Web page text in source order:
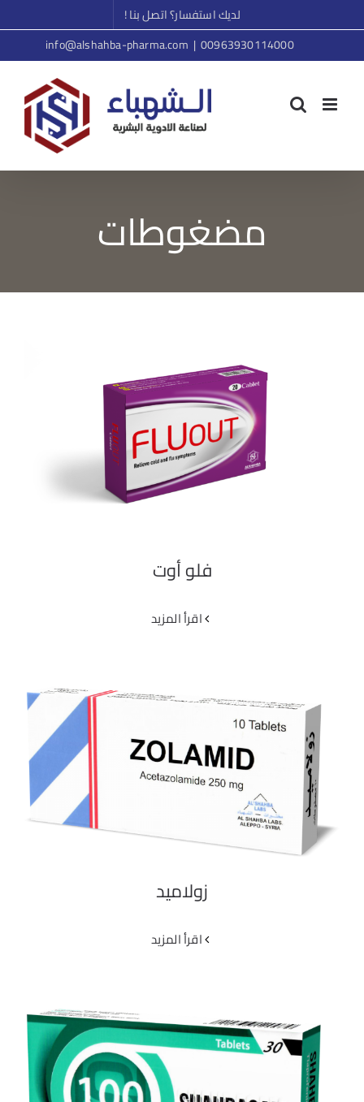
to
content
لديك استفسار؟ اتصل بنا !
00963930114000
|
info@alshahba-pharma.com
مضغوطات
فلو أوت
فلو أوت
‫اقرأ المزيد
زولاميد
زولاميد
‫اقرأ المزيد